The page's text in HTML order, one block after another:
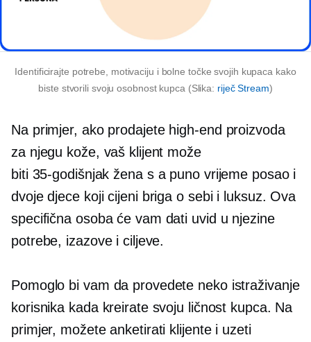
Identificirajte potrebe, motivaciju i bolne točke svojih kupaca kako
biste stvorili svoju osobnost kupca (Slika: riječ Stream)
Na primjer, ako prodajete high-end proizvoda
za njegu kože, vaš klijent može
biti 35-godišnjak žena s a puno vrijeme posao i
dvoje djece koji cijeni briga o sebii luksuz. Ova
specifična osoba će vam dati uvid u njezine
potrebe, izazove i ciljeve.
Pomoglo bi vam da provedete neko istraživanje
korisnika kada kreirate svoju ličnost kupca. Na
primjer, možete anketirati klijente i uzeti